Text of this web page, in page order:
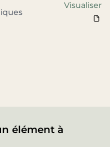
Visualiser
élément à